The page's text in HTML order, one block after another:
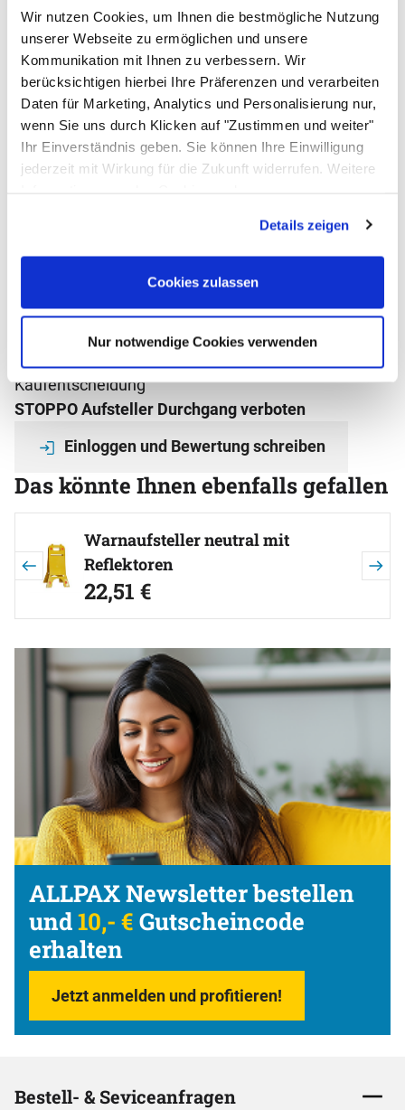
Wir nutzen Cookies, um Ihnen die bestmögliche Nutzung
unserer Webseite zu ermöglichen und unsere
Kommunikation mit Ihnen zu verbessern. Wir
berücksichtigen hierbei Ihre Präferenzen und verarbeiten
Daten für Marketing, Analytics und Personalisierung nur,
wenn Sie uns durch Klicken auf "Zustimmen und weiter"
Ihr Einverständnis geben. Sie können Ihre Einwilligung
jederzeit mit Wirkung für die Zukunft widerrufen. Weitere
Details zeigen
Cookies zulassen
Nur notwendige Cookies verwenden
STOPPO XL Magnet Absperrband ausziehbar Wandmontage
gelb schwarz 5 m, Kassette gelb
Bewertung: 4 von 5 (4 Bewertungen)
4 Bewertungen
ab:
ab39,90€
sofort verfügbar
Zum Merkzettel
Bewertungen - das sagen unsere
Noch keine Bewertungen abgegeben
0 Bewertungen
Schreiben Sie jetzt Ihre persönliche Erfahrung mit
diesem Artikel und helfen Sie anderen bei deren
Kaufentscheidung
STOPPO Aufsteller Durchgang verboten
Einloggen und Bewertung schreiben
Das könnte Ihnen ebenfalls gefallen
Artikel überspringen
Warnaufsteller neutral mit
Reflektoren
22,51 €
ALLPAX Newsletter bestellen
und10,- € Gutscheincode
erhalten
Jetzt anmelden und profitieren!
Bestell- & Seviceanfragen